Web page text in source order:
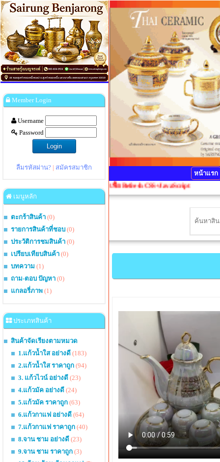
Member Login
Username
Password
ลืมรหัสผ่าน? | สมัครสมาชิก
เมนูหลัก
ตะกร้าสินค้า (0)
รายการสินค้าที่ชอบ (0)
ประวัติการชมสินค้า (0)
เปรียบเทียบสินค้า (0)
บทความ (1)
ถาม-ตอบ ปัญหา (0)
แกลอรี่ภาพ (1)
ประเภทสินค้า
สินค้าจัดเรียงตามหมวด
1.แก้วน้ำใส อย่างดี (183)
2.แก้วน้ำใส ราคาถูก (94)
3. แก้วไวน์ อย่างดี (23)
4.แก้วมัค อย่างดี (24)
5.แก้วมัค ราคาถูก (63)
6.แก้วกาแฟ อย่างดี (64)
7.แก้วกาแฟ ราคาถูก (40)
8.จาน ชาม อย่างดี (23)
9.จาน ชาม ราคาถูก (3)
หน้าแรก
ณากดปุ่ม Ctrl+F5 1 ครั้งเพื่อ Refresh CSS+JavaScript